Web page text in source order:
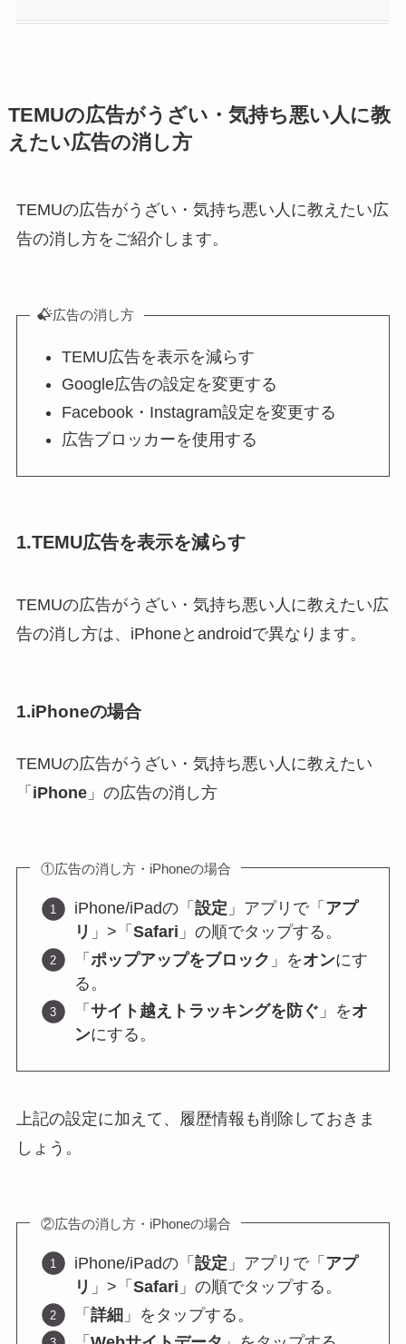
TEMUの広告がうざい・気持ち悪い人に教
えたい広告の消し方
TEMUの広告がうざい・気持ち悪い人に教えたい広
告の消し方をご紹介します。
広告の消し方
TEMU広告を表示を減らす
Google広告の設定を変更する
Facebook・Instagram設定を変更する
広告ブロッカーを使用する
1.TEMU広告を表示を減らす
TEMUの広告がうざい・気持ち悪い人に教えたい広
告の消し方は、iPhoneとandroidで異なります。
1.iPhoneの場合
TEMUの広告がうざい・気持ち悪い人に教えたい
「 iPhone」の広告の消し方
①広告の消し方・iPhoneの場合
iPhone/iPadの「 設定 」アプリで「 アプ
リ 」>「 Safari 」の順でタップする。
「 ポップアップをブロック 」をオンにす
る。
「 サイト越えトラッキングを防ぐ 」をオ
ンにする。
上記の設定に加えて、履歴情報も削除しておきま
しょう。
②広告の消し方・iPhoneの場合
iPhone/iPadの「 設定 」アプリで「 アプ
リ 」>「 Safari 」の順でタップする。
「 詳細」をタップする。